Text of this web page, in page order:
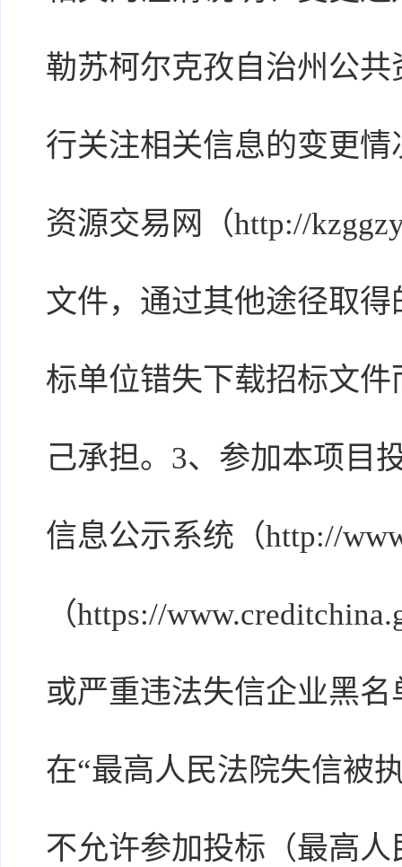
勒苏柯尔克孜自治州公
行关注相关信息的变更
资源交易网（http://
文件，通过其他途径取
标单位错失下载招标文
己承担。3、参加本项目
信息公示系统（http://
（https://
或严重违法失信企业黑
在“最高人民法院失信被
不允许参加投标（最高